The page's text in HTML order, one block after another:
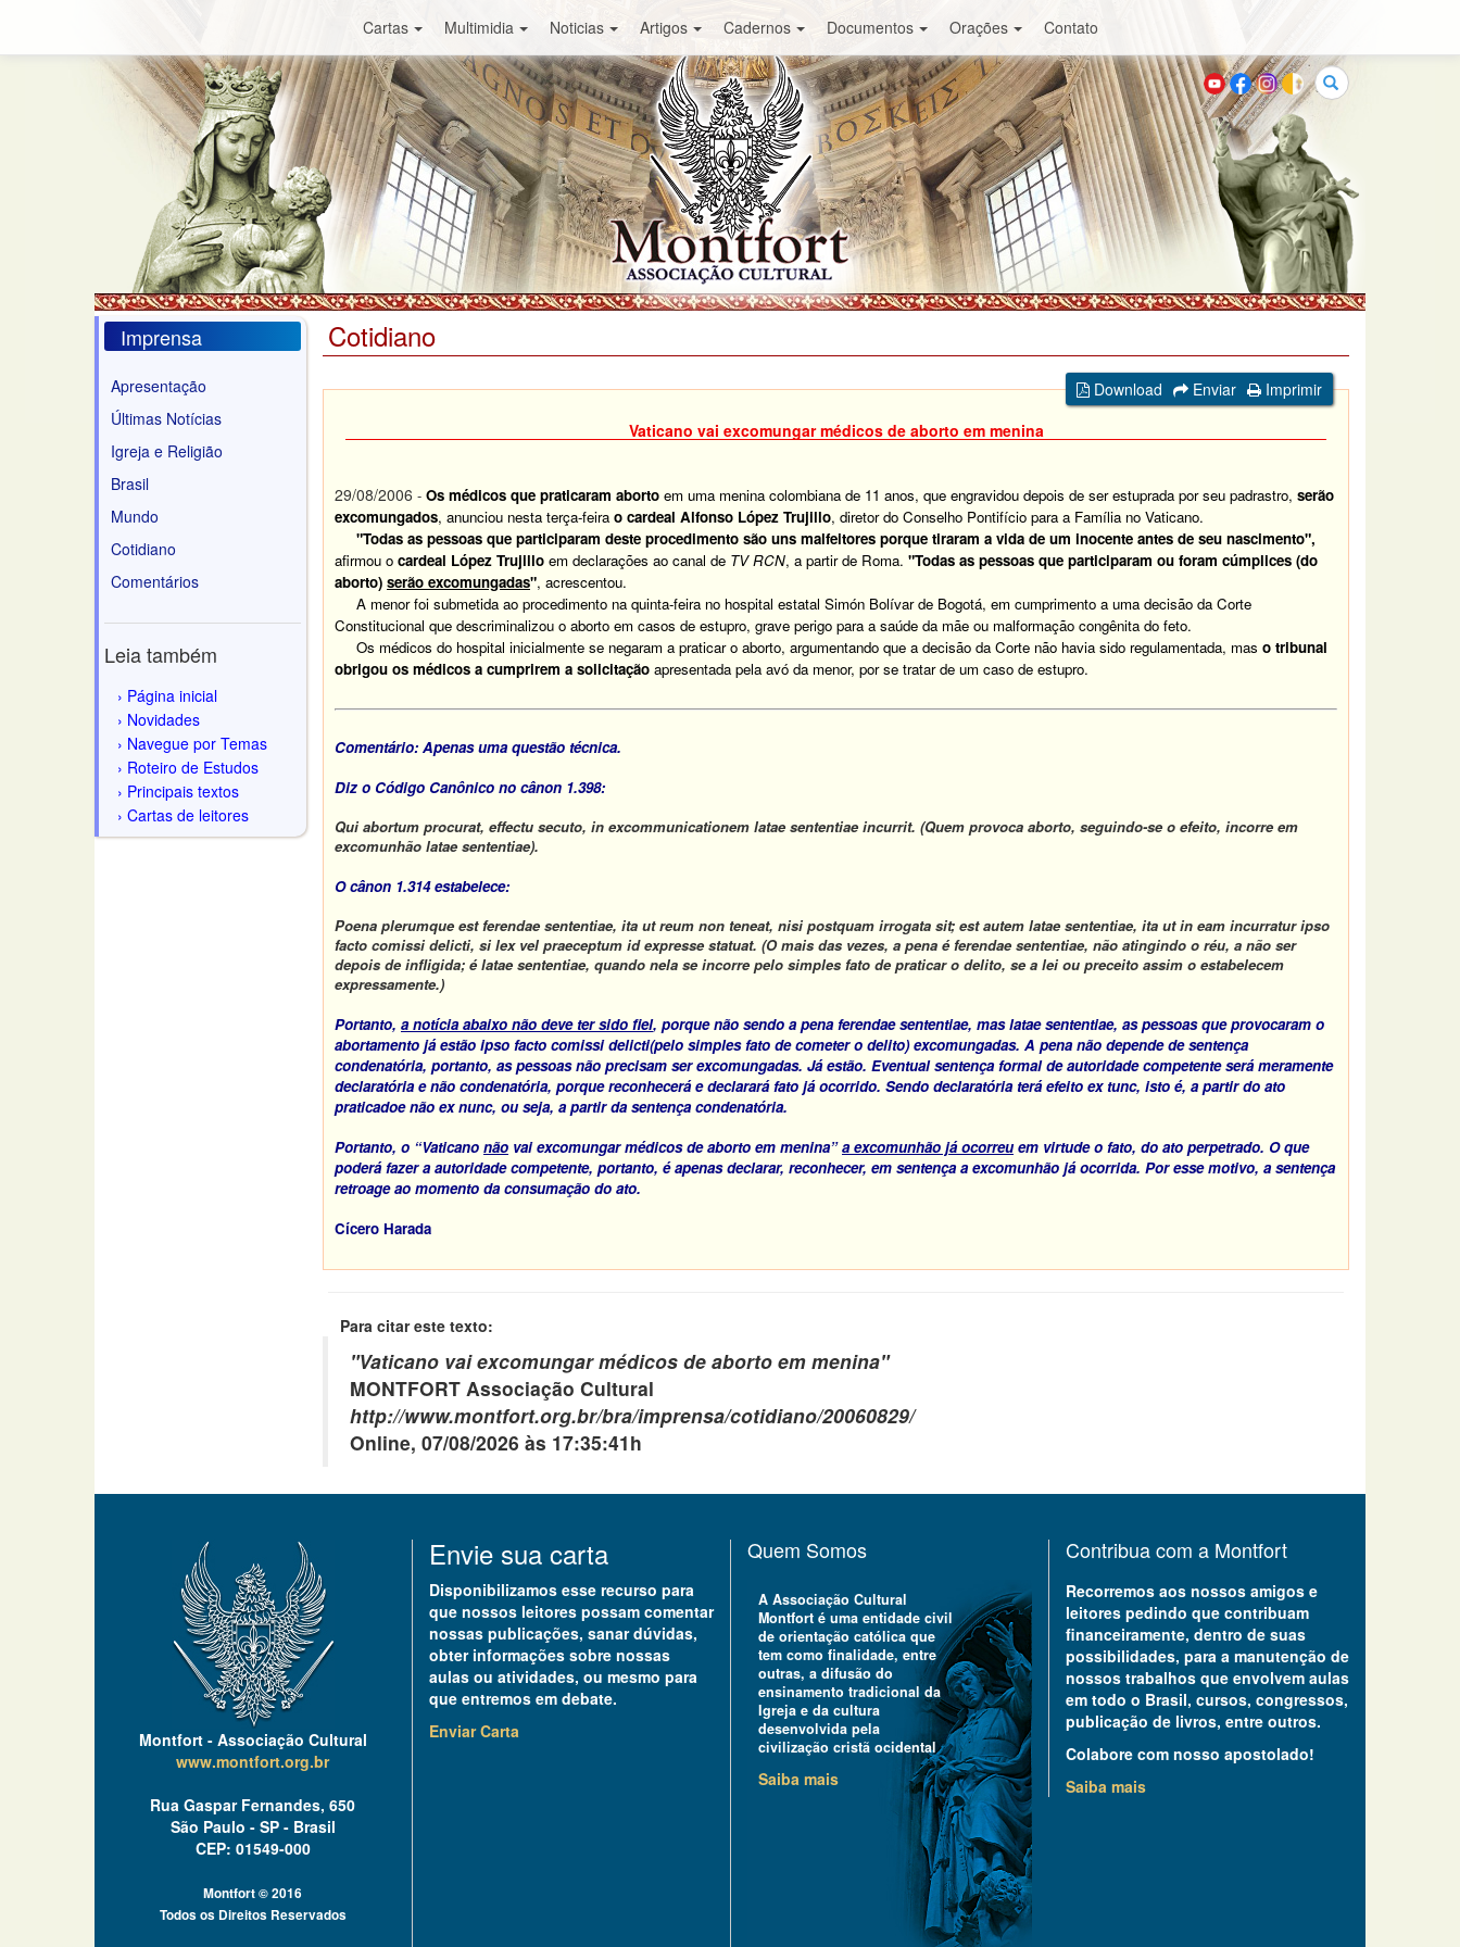
Cartas Multimidia Noticias Artigos Cadernos Documentos Orações Contato
Buscar
Imprensa
Apresentação
Últimas Notícias
Igreja e Religião
Brasil
Mundo
Cotidiano
Comentários
Leia também
Página inicial
Novidades
Navegue por Temas
Roteiro de Estudos
Principais textos
Cartas de leitores
Cotidiano
Download Enviar
Imprimir
Vaticano vai excomungar médicos de aborto em menina
29/08/2006 - Os médicos que praticaram aborto em uma menina colombiana de 11 anos, que engravidou depois de ser estuprada por seu padrastro, serão
excomungados, anunciou nesta terça-feirao cardeal Alfonso López Trujillo, diretor do Conselho Pontifício para a Família no Vaticano.
"Todas as pessoas que participaram deste procedimento são uns malfeitores porque tiraram a vida de um inocente antes de seu nascimento",
afirmou o cardeal López Trujillo em declarações ao canal de TV RCN, a partir de Roma. "Todas as pessoas que participaram ou foram cúmplices (do
aborto) serão excomungadas", acrescentou.
A menor foi submetida ao procedimento na quinta-feira no hospital estatal Simón Bolívar de Bogotá, em cumprimento a uma decisão da Corte
Constitucional que descriminalizou o aborto em casos de estupro, grave perigo para a saúde da mãe ou malformação congênita do feto.
Os médicos do hospital inicialmente se negaram a praticar o aborto, argumentando que a decisão da Corte não havia sido regulamentada, mas o tribunal
obrigou os médicos a cumprirem a solicitação apresentada pela avó da menor, por se tratar de um caso de estupro.
Comentário: Apenas uma questão técnica.
Diz o Código Canônico no cânon 1.398:
Qui abortum procurat, effectu secuto, in excommunicationem latae sententiae incurrit. (Quem provoca aborto, seguindo-se o efeito, incorre em
excomunhão latae sententiae).
O cânon 1.314 estabelece:
Poena plerumque estferendae sententiae, ita ut reum non teneat, nisi postquam irrogata sit; est autem latae sententiae, ita ut in eam incurratur ipso
facto comissi delicti, si lex vel praeceptum id expresse statuat. (O mais das vezes, a pena é ferendae sententiae, não atingindo o réu, a não ser
depois de infligida; é latae sententiae, quando nela se incorre pelo simples fato de praticar o delito, se a lei ou preceito assim o estabelecem
expressamente.)
Portanto, a notícia abaixo não deve ter sido fiel, porque não sendo a penaferendae sententiae, maslatae sententiae, as pessoas que provocaram o
abortamento já estão ipso facto comissi delicti(pelo simples fato de cometer o delito) excomungadas. A pena não depende de sentença
condenatória, portanto, as pessoas não precisam ser excomungadas. Já estão. Eventual sentença formal de autoridade competente será meramente
declaratória e não condenatória, porque reconhecerá e declarará fato já ocorrido. Sendo declaratória terá efeito ex tunc, isto é, a partir do ato
praticadoe não ex nunc, ou seja, a partir da sentença condenatória.
Portanto, o “Vaticano não vai excomungar médicos de aborto em menina”a excomunhão já ocorreuem virtude o fato, do ato perpetrado. O que
poderá fazer a autoridade competente, portanto, é apenas declarar, reconhecer, em sentença a excomunhão já ocorrida. Por esse motivo, a sentença
retroage ao momento da consumação do ato.
Cícero Harada
Para citar este texto:
"Vaticano vai excomungar médicos de aborto em menina"
MONTFORT Associação Cultural
http://www.montfort.org.br/bra/imprensa/cotidiano/20060829/
Online, 07/08/2026 às 17:35:41h
Montfort - Associação Cultural
www.montfort.org.br
Rua Gaspar Fernandes, 650
São Paulo - SP - Brasil
CEP: 01549-000
Montfort © 2016
Todos os Direitos Reservados
Envie sua carta
Disponibilizamos esse recurso para
que nossos leitores possam comentar
nossas publicações, sanar dúvidas,
obter informações sobre nossas
aulas ou atividades, ou mesmo para
que entremos em debate.
Enviar Carta
Quem Somos
A Associação Cultural
Montfort é uma entidade civil
de orientação católica que
tem como finalidade, entre
outras, a difusão do
ensinamento tradicional da
Igreja e da cultura
desenvolvida pela
civilização cristã ocidental
Saiba mais
Contribua com a Montfort
Recorremos aos nossos amigos e
leitores pedindo que contribuam
financeiramente, dentro de suas
possibilidades, para a manutenção de
nossos trabalhos que envolvem aulas
em todo o Brasil, cursos, congressos,
publicação de livros, entre outros.
Colabore com nosso apostolado!
Saiba mais